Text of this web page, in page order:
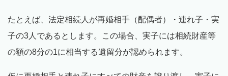
たとえば、法定相続人が再婚相手（配偶者）・連れ子・実
子の3人であるとします。この場合、実子には相続財産等
の額の8分の1に相当する遺留分が認められます。